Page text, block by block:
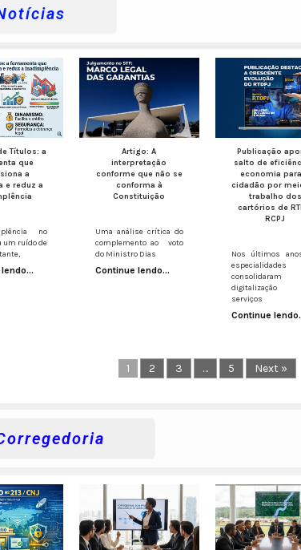
Títulos: a
que
a
e reduz a
no
um ruído de
Artigo: A
interpretação
conforme que não se
conforma à
Constituição
Uma análise crítica do
complemento ao voto
do Ministro Dias
Continue lendo...
Publicação
salto de
economia
cidadão por
trabalho dos
cartórios de
RCPJ
Nos últimos
especialidades
digitalização
serviços
Continue
1 2 3 … 5 Next »